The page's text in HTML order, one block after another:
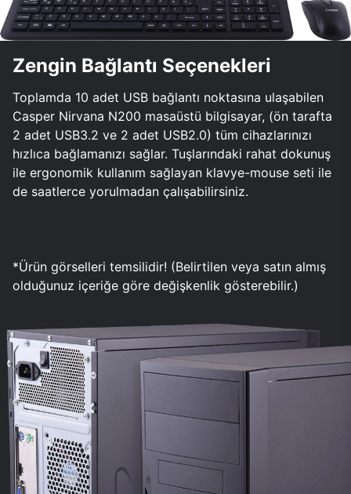
Zengin Bağlantı Seçenekleri
Toplamda 10 adet USB bağlantı noktasına ulaşabilen
Casper Nirvana N200 masaüstü bilgisayar, (ön tarafta
2 adet USB3.2 ve 2 adet USB2.0) tüm cihazlarınızı
hızlıca bağlamanızı sağlar. Tuşlarındaki rahat dokunuş
ile ergonomik kullanım sağlayan klavye-mouse seti ile
de saatlerce yorulmadan çalışabilirsiniz.
*Ürün görselleri temsilidir! (Belirtilen veya satın almış
olduğunuz içeriğe göre değişkenlik gösterebilir.)